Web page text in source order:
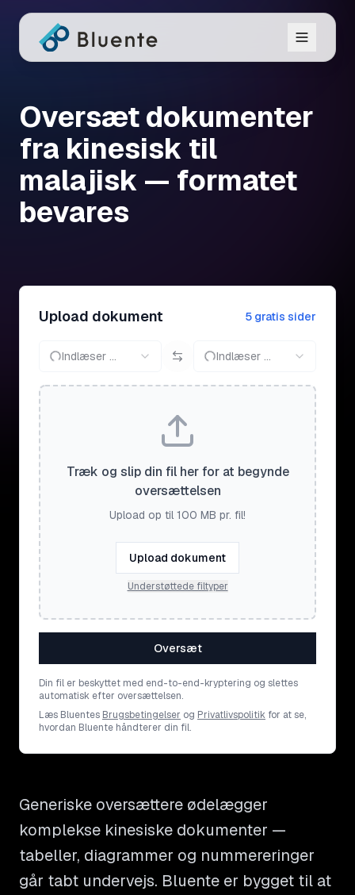
Oversæt dokumenter
fra kinesisk til
malajisk — formatet
bevares
Upload dokument 5 gratis sider
Indlæser ... Indlæser ...
Træk og slip din fil her for at begynde
oversættelsen
Upload op til 100 MB pr. fil!
Upload dokument
Understøttede filtyper
Oversæt
Din fil er beskyttet med end-to-end-kryptering og slettes
automatisk efter oversættelsen.
Læs Bluentes Brugsbetingelser og Privatlivspolitik for at se,
hvordan Bluente håndterer din fil.
Generiske oversættere ødelægger
komplekse kinesiske dokumenter —
tabeller, diagrammer og nummereringer
går tabt undervejs. Bluente er bygget til at